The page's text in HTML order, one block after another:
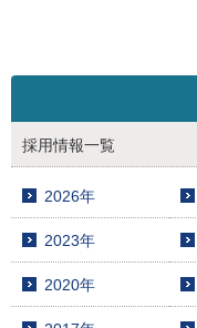
採用情報一覧
2026年
2023年
2020年